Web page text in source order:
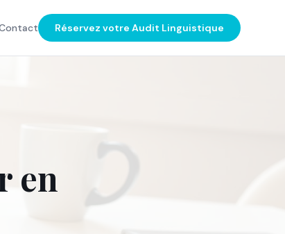
Réservez votre Audit Linguistique
en